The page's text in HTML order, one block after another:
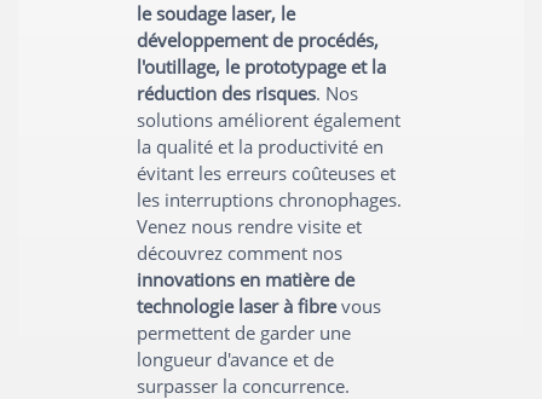
le soudage laser, le
développement de procédés,
l'outillage, le prototypage et la
réduction des risques. Nos
solutions améliorent également
la qualité et la productivité en
évitant les erreurs coûteuses et
les interruptions chronophages.
Venez nous rendre visite et
découvrez comment nos
innovations en matière de
technologie laser à fibrevous
permettent de garder une
longueur d'avance et de
surpasser la concurrence.